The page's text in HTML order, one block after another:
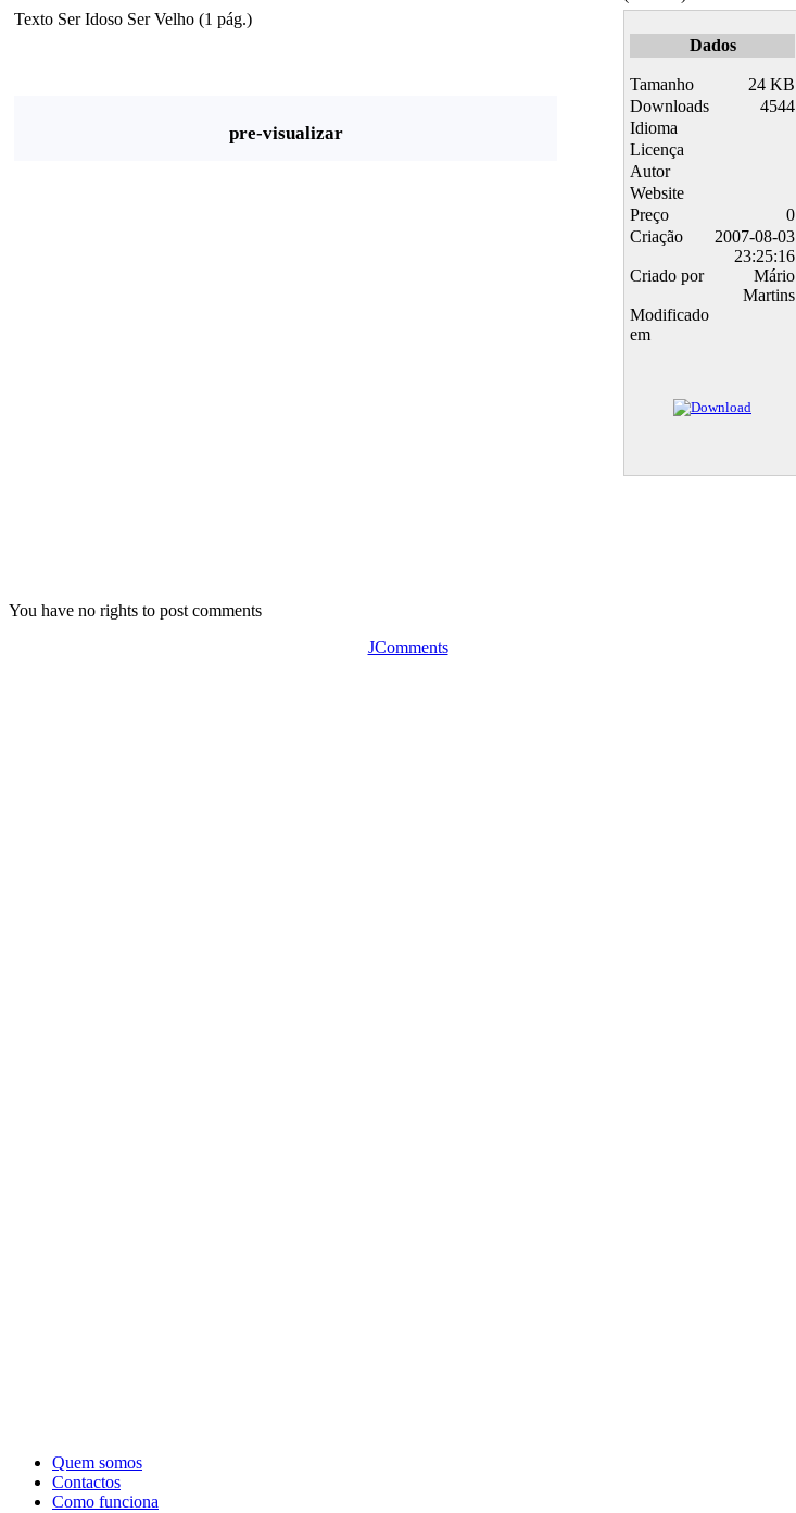
Texto Ser Idoso Ser Velho (1 pág.)
pre-visualizar
Dados
Tamanho
24 KB
Downloads
4544
Idioma
Licença
Autor
Website
Preço
0
Criação
2007-08-03
23:25:16
Criado por
Mário
Martins
Modificado
em
You have no rights to post comments
JComments
Quem somos
Contactos
Como funciona